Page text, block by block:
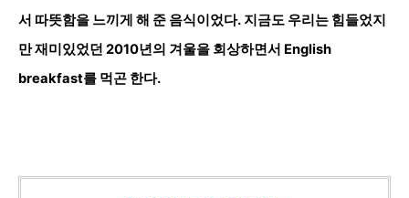
서 따뜻함을 느끼게 해 준 음식이었다. 지금도 우리는 힘들었지
만 재미있었던 2010년의 겨울을 회상하면서 English
breakfast를 먹곤 한다.